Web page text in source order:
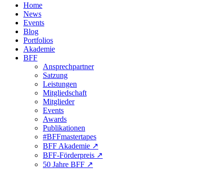
Home
News
Events
Blog
Portfolios
Akademie
BFF
Ansprechpartner
Satzung
Leistungen
Mitgliedschaft
Mitglieder
Events
Awards
Publikationen
#BFFmastertapes
BFF Akademie ↗︎
BFF-Förderpreis ↗︎
50 Jahre BFF ↗︎